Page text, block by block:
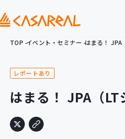
会社情報
サービス
クラウド導入支援
TOP イベント・セミナー はまる！ JPA
レポートあり
はまる！ JPA（LT